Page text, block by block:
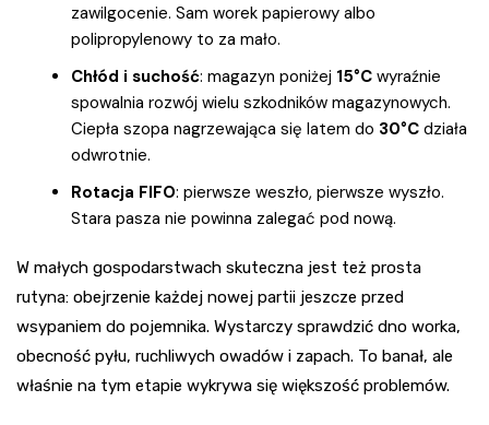
zawilgocenie. Sam worek papierowy albo
polipropylenowy to za mało.
Chłód i suchość: magazyn poniżej 15°C wyraźnie
spowalnia rozwój wielu szkodników magazynowych.
Ciepła szopa nagrzewająca się latem do 30°C działa
odwrotnie.
Rotacja FIFO: pierwsze weszło, pierwsze wyszło.
Stara pasza nie powinna zalegać pod nową.
W małych gospodarstwach skuteczna jest też prosta
rutyna: obejrzenie każdej nowej partii jeszcze przed
wsypaniem do pojemnika. Wystarczy sprawdzić dno worka,
obecność pyłu, ruchliwych owadów i zapach. To banał, ale
właśnie na tym etapie wykrywa się większość problemów.